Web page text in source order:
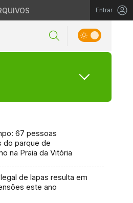
Entrar
67 pessoas
do parque de
na Praia da Vitória
de lapas resulta em
este ano